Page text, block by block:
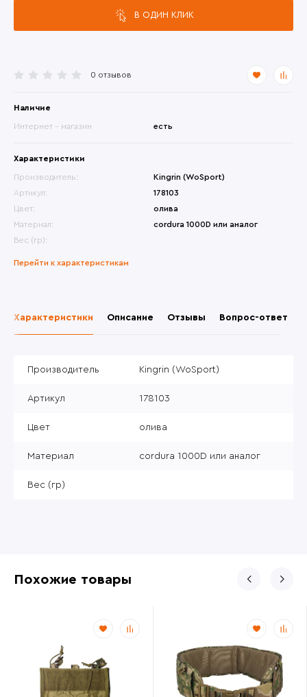
0 отзывов
Наличие
Интернет - магазин есть
Характеристики
Производитель:
Kingrin (WoSport)
Артикул:
178103
Цвет:
олива
Материал:
cordura 1000D или аналог
Вес (гр):
Перейти к характеристикам
В ОДИН КЛИК
Характеристики Описание Отзывы Вопрос-ответ
Производитель Kingrin (WoSport)
Артикул 178103
Цвет олива
Материал cordura 1000D или аналог
Вес (гр)
Похожие товары